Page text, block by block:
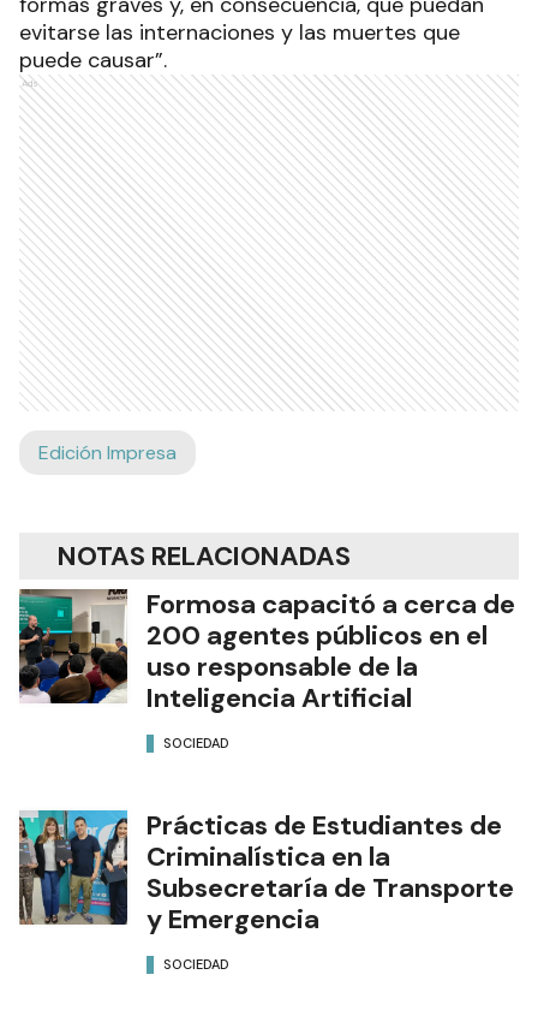
evitarse las internaciones y las muertes que
puede causar”.
Ads
Edición Impresa
NOTAS RELACIONADAS
Formosa capacitó a cerca de
200 agentes públicos en el
uso responsable de la
Inteligencia Artificial
SOCIEDAD
Prácticas de Estudiantes de
Criminalística en la
Subsecretaría de Transporte
y Emergencia
SOCIEDAD